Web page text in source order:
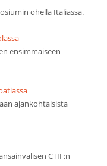
ohella Italiassa.
ensimmäiseen
ajankohtaisista
CTIF:n